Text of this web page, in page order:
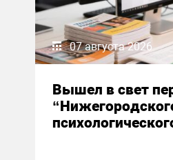
07 августа 2026
Вышел в свет